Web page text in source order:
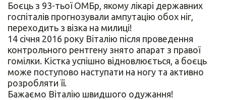
Боєць з 93-тьої ОМБр, якому лікарі державних
госпіталів прогнозували ампутацію обох ніг,
переходить з візка на милиці!
14 січня 2016 року Віталію після проведення
контрольного рентгену знято апарат з правої
гомілки. Кістка успішно відновлюється, а боєць
може поступово наступати на ногу та активно
розробляти її.
Бажаємо Віталію швидшого одужання!